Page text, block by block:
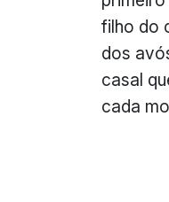
filho do
dos
casal
cada